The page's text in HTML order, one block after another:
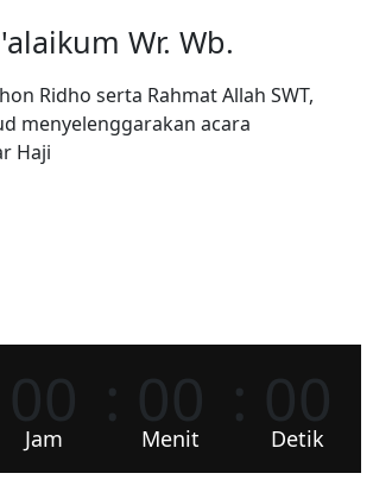
Wr. Wb.
Ridho serta Rahmat Allah SWT,
menyelenggarakan acara
Haji
00
Jam 00
Menit 00
Detik